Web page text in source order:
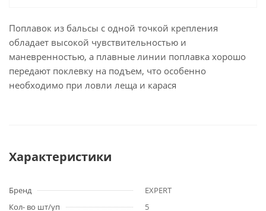
Поплавок из бальсы с одной точкой крепления
обладает высокой чувствительностью и
маневренностью, а плавные линии поплавка хорошо
передают поклевку на подъем, что особенно
необходимо при ловли леща и карася
Характеристики
Бренд
EXPERT
Кол- во шт/уп
5